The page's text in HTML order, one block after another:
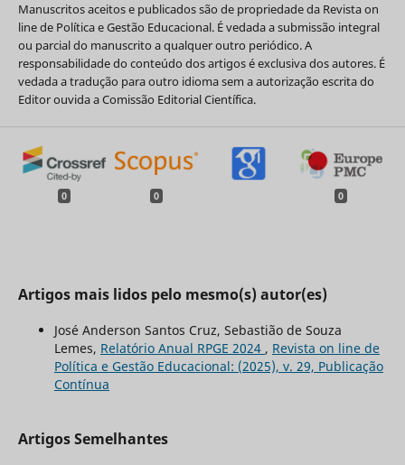
Manuscritos aceitos e publicados são de propriedade da Revista on
line de Política e Gestão Educacional. É vedada a submissão integral
ou parcial do manuscrito a qualquer outro periódico. A
responsabilidade do conteúdo dos artigos é exclusiva dos autores. É
vedada a tradução para outro idioma sem a autorização escrita do
Editor ouvida a Comissão Editorial Científica.
0 0 0
Artigos mais lidos pelo mesmo(s) autor(es)
José Anderson Santos Cruz, Sebastião de Souza
Lemes, Relatório Anual RPGE 2024 , Revista on line de
Política e Gestão Educacional: (2025), v. 29, Publicação
Contínua
Artigos Semelhantes